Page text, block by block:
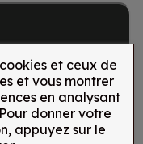
et ceux de
et vous montrer
en analysant
donner votre
appuyez sur le